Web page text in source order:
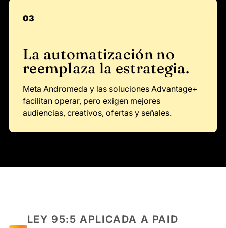
03
La automatización no
reemplaza la estrategia.
Meta Andromeda y las soluciones Advantage+
facilitan operar, pero exigen mejores
audiencias, creativos, ofertas y señales.
LEY 95:5 APLICADA A PAID